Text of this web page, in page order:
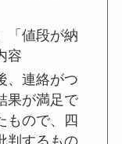
「値段が納
容
、連絡がつ
果が満足で
もので、四
判するもの